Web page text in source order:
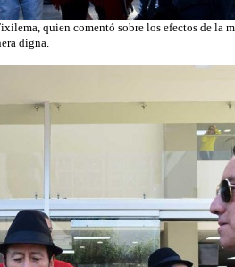
quien comentó sobre los efectos de la
digna.